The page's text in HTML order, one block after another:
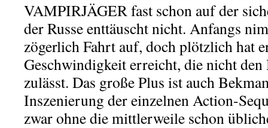
VAMPIRJÄGER fast schon auf der
der Russe enttäuscht nicht. Anfangs
zögerlich Fahrt auf, doch plötzlich hat
Geschwindigkeit erreicht, die nicht
zulässt. Das große Plus ist auch
Inszenierung der einzelnen Action-
zwar ohne die mittlerweile schon